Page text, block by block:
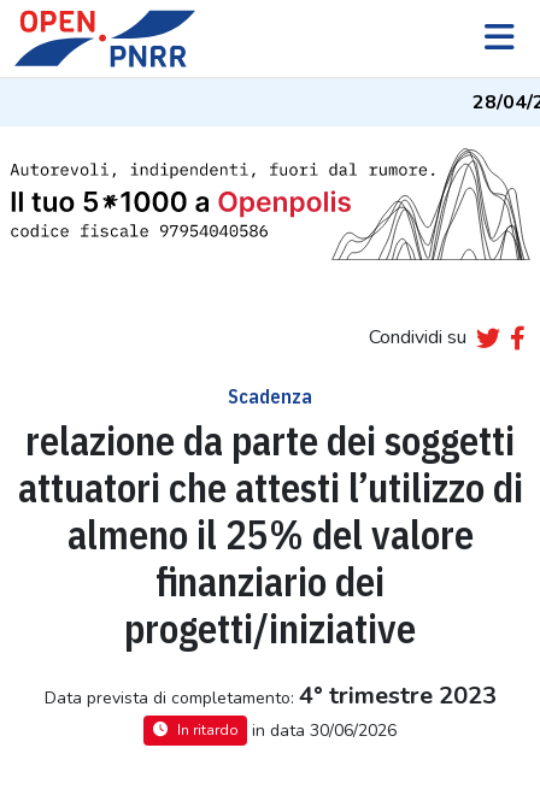
28/04/
Condividi su
Scadenza
relazione da parte dei soggetti
attuatori che attesti l’utilizzo di
almeno il 25% del valore
finanziario dei
progetti/iniziative
Data prevista di completamento: 4° trimestre 2023
In ritardo in data 30/06/2026